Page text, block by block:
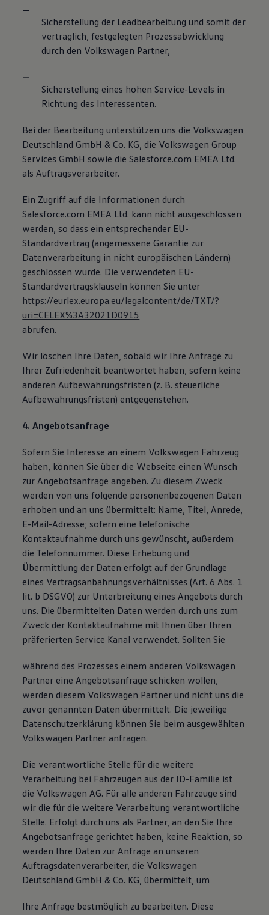
Sicherstellung der Leadbearbeitung und somit der
vertraglich, festgelegten Prozessabwicklung
durch den Volkswagen Partner,
Sicherstellung eines hohen Service-Levels in
Richtung des Interessenten.
Bei der Bearbeitung unterstützen uns die Volkswagen
Deutschland GmbH & Co. KG, die Volkswagen Group
Services GmbH sowie die Salesforce.com EMEA Ltd.
als Auftragsverarbeiter.
Ein Zugriff auf die Informationen durch
Salesforce.com EMEA Ltd. kann nicht ausgeschlossen
werden, so dass ein entsprechender EU-
Standardvertrag (angemessene Garantie zur
Datenverarbeitung in nicht europäischen Ländern)
geschlossen wurde. Die verwendeten EU-
Standardvertragsklauseln können Sie unter
https://eurlex.europa.eu/legalcontent/de/TXT/?
uri=CELEX%3A32021D0915
abrufen.
Wir löschen Ihre Daten, sobald wir Ihre Anfrage zu
Ihrer Zufriedenheit beantwortet haben, sofern keine
anderen Aufbewahrungsfristen (z. B. steuerliche
Aufbewahrungsfristen) entgegenstehen.
4. Angebotsanfrage
Sofern Sie Interesse an einem Volkswagen Fahrzeug
haben, können Sie über die Webseite einen Wunsch
zur Angebotsanfrage angeben. Zu diesem Zweck
werden von uns folgende personenbezogenen Daten
erhoben und an uns übermittelt: Name, Titel, Anrede,
E-Mail-Adresse; sofern eine telefonische
Kontaktaufnahme durch uns gewünscht, außerdem
die Telefonnummer. Diese Erhebung und
Übermittlung der Daten erfolgt auf der Grundlage
eines Vertragsanbahnungsverhältnisses (Art. 6 Abs. 1
lit. b DSGVO) zur Unterbreitung eines Angebots durch
uns. Die übermittelten Daten werden durch uns zum
Zweck der Kontaktaufnahme mit Ihnen über Ihren
präferierten Service Kanal verwendet. Sollten Sie
während des Prozesses einem anderen Volkswagen
Partner eine Angebotsanfrage schicken wollen,
werden diesem Volkswagen Partner und nicht uns die
zuvor genannten Daten übermittelt. Die jeweilige
Datenschutzerklärung können Sie beim ausgewählten
Volkswagen Partner anfragen.
Die verantwortliche Stelle für die weitere
Verarbeitung bei Fahrzeugen aus der ID-Familie ist
die Volkswagen AG. Für alle anderen Fahrzeuge sind
wir die für die weitere Verarbeitung verantwortliche
Stelle. Erfolgt durch uns als Partner, an den Sie Ihre
Angebotsanfrage gerichtet haben, keine Reaktion, so
werden Ihre Daten zur Anfrage an unseren
Auftragsdatenverarbeiter, die Volkswagen
Deutschland GmbH & Co. KG, übermittelt, um
Ihre Anfrage bestmöglich zu bearbeiten. Diese